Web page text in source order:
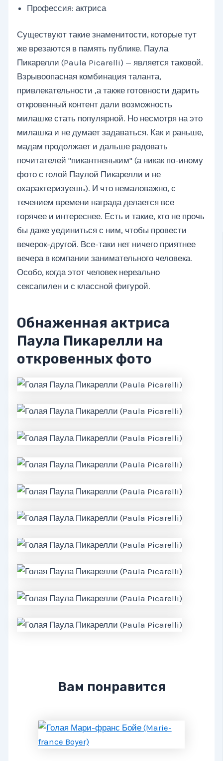
Профессия: актриса
Существуют такие знаменитости, которые тут
же врезаются в память публике. Паула
Пикарелли (Paula Picarelli) — является таковой.
Взрывоопасная комбинация таланта,
привлекательности ,а также готовности дарить
откровенный контент дали возможность
милашке стать популярной. Но несмотря на это
милашка и не думает задаваться. Как и раньше,
мадам продолжает и дальше радовать
почитателей "пикантненьким" (а никак по-иному
фото с голой Паулой Пикарелли и не
охарактеризуешь). И что немаловажно, с
течением времени награда делается все
горячее и интереснее. Есть и такие, кто не прочь
бы даже уединиться с ним, чтобы провести
вечерок-другой. Все-таки нет ничего приятнее
вечера в компании занимательного человека.
Особо, когда этот человек нереально
сексапилен и с классной фигурой.
Обнаженная актриса
Паула Пикарелли на
откровенных фото
Вам понравится